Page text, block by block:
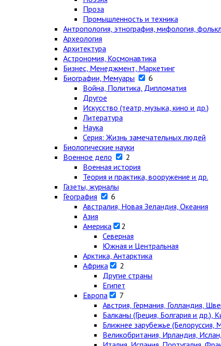
Проза
Промышленность и техника
Антропология, этнография, мифология,
Археология
Архитектура
Астрономия, Космонавтика
Бизнес, Менеджмент, Маркетинг
Биографии, Мемуары
6
Война, Политика, Дипломатия
Другое
Искусство (театр, музыка, кино и др.)
Литература
Наука
Серия: Жизнь замечательных людей
Биологические науки
Военное дело
2
Военная история
Теория и практика, вооружение и др.
Газеты, журналы
География
6
Австралия, Новая Зеландия, Океания
Азия
Америка
2
Северная
Южная и Центральная
Арктика, Антарктика
Африка
2
Другие страны
Египет
Европа
7
Австрия, Германия, Голландия,
Балканы (Греция, Болгария и др.),
Ближнее зарубежье (Белоруссия,
Великобритания, Ирландия,